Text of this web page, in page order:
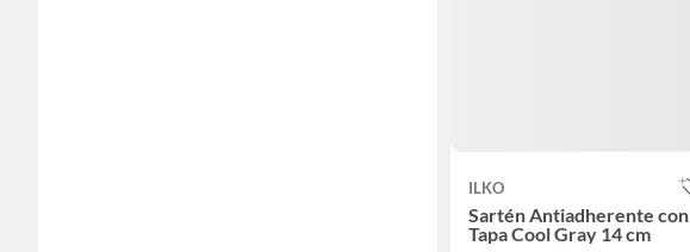
ILKO
Sartén Antiadherente con
Tapa Cool Gray 14 cm